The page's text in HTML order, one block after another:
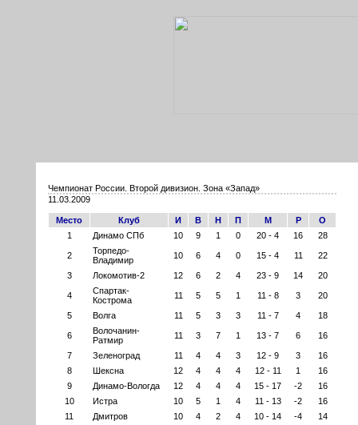
Чемпионат России. Второй дивизион. Зона «Запад»
11.03.2009
Место Клуб И В Н П М Р
О
1
Динамо СПб 10 9 1 0 20 - 4 16 28
2
Торпедо-
Владимир
10 6 4 0 15 - 4 11 22
3 Локомотив-2 12 6 2 4 23 - 9 14 20
4
Спартак-
Кострома
11 5 5 1 11 - 8 3 20
5 Волга 11 5 3 3 11 - 7 4 18
6
Волочанин-
Ратмир
11 3 7 1 13 - 7 6 16
7 Зеленоград 11 4 4 3 12 - 9 3
16
8
Шексна 12 4 4 4 12 - 11 1
16
9
Динамо-Вологда 12 4 4 4 15 - 17 -2
16
10
Истра 10 5 1 4 11 - 13 -2
16
11
Дмитров 10 4 2 4 10 - 14 -4
14